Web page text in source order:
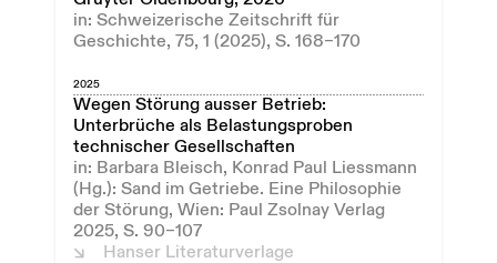
in: Schweizerische Zeitschrift für
Geschichte, 75, 1 (2025), S. 168–170
2025
Wegen Störung ausser Betrieb:
Unterbrüche als Belastungsproben
technischer Gesellschaften
in: Barbara Bleisch, Konrad Paul Liessmann
(Hg.): Sand im Getriebe. Eine Philosophie
der Störung, Wien: Paul Zsolnay Verlag
2025, S. 90–107
Hanser Literaturverlage